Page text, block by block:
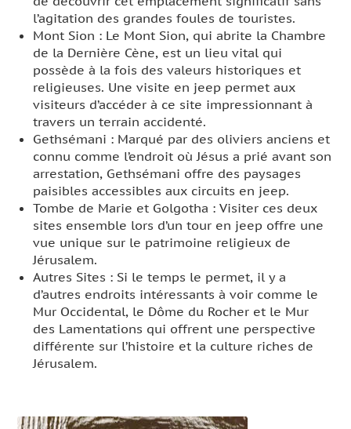
l’agitation des grandes foules de touristes.
Mont Sion : Le Mont Sion, qui abrite la Chambre
de la Dernière Cène, est un lieu vital qui
possède à la fois des valeurs historiques et
religieuses. Une visite en jeep permet aux
visiteurs d’accéder à ce site impressionnant à
travers un terrain accidenté.
Gethsémani : Marqué par des oliviers anciens et
connu comme l’endroit où Jésus a prié avant son
arrestation, Gethsémani offre des paysages
paisibles accessibles aux circuits en jeep.
Tombe de Marie et Golgotha : Visiter ces deux
sites ensemble lors d’un tour en jeep offre une
vue unique sur le patrimoine religieux de
Jérusalem.
Autres Sites : Si le temps le permet, il y a
d’autres endroits intéressants à voir comme le
Mur Occidental, le Dôme du Rocher et le Mur
des Lamentations qui offrent une perspective
différente sur l’histoire et la culture riches de
Jérusalem.